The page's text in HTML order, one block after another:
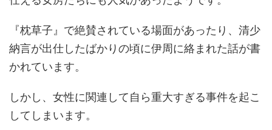
『枕草子』で絶賛されている場面があったり、清少
納言が出仕したばかりの頃に伊周に絡まれた話が書
かれています。
しかし、女性に関連して自ら重大すぎる事件を起こ
してしまいます。